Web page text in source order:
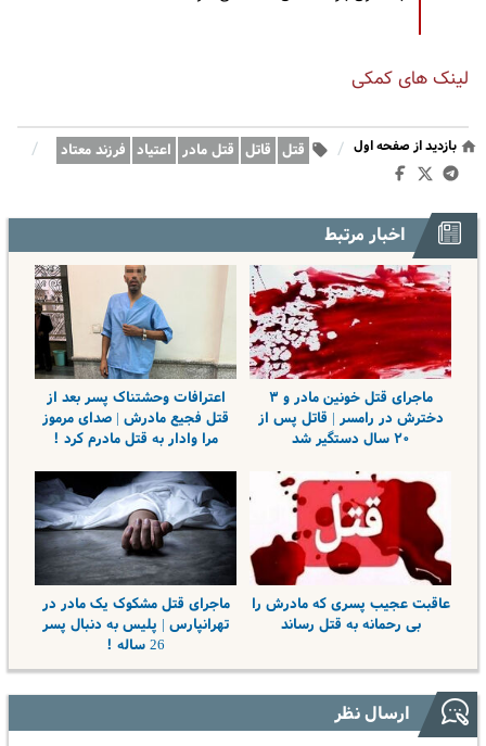
لینک های کمکی
بازدید از صفحه اول / قتل قاتل قتل مادر اعتیاد فرزند معتاد /
اخبار مرتبط
ماجرای قتل خونین مادر و ۳
دخترش در رامسر | قاتل پس از
۲۰ سال دستگیر شد
اعترافات وحشتناک پسر بعد از
قتل فجیع مادرش | صدای مرموز
مرا وادار به قتل مادرم کرد !
عاقبت عجیب پسری که مادرش را
بی رحمانه به قتل رساند
ماجرای قتل مشکوک یک مادر در
تهرانپارس | پلیس به دنبال پسر
26 ساله !
ارسال نظر